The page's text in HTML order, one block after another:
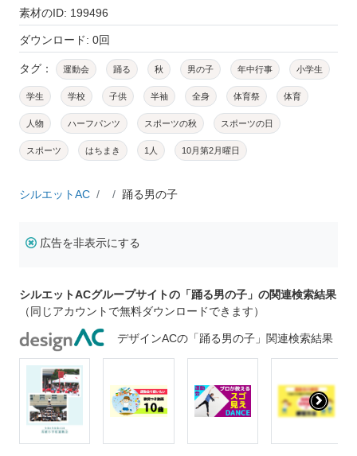
素材のID: 199496
ダウンロード: 0回
タグ： 運動会 踊る 秋 男の子 年中行事 小学生
学生 学校 子供 半袖 全身 体育祭 体育
人物 ハーフパンツ スポーツの秋 スポーツの日
スポーツ はちまき 1人 10月第2月曜日
シルエットAC 踊る男の子
広告を非表示にする
シルエットACグループサイトの「踊る男の子」の関連検索結果
（同じアカウントで無料ダウンロードできます）
デザインACの「踊る男の子」関連検索結果